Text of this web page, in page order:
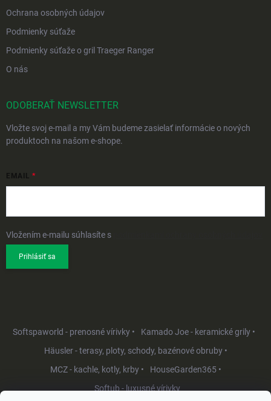
Ochrana osobných údajov
Podmienky súťaže
Podmienky súťaže o gril Traeger Ranger
O nás
ODOBERAŤ NEWSLETTER
Vložte svoj e-mail a my Vám budeme zasielať informácie o nových
produktoch na našom e-shope.
EMAIL
Vložením e-mailu súhlasíte s
Prihlásiť sa
Softspaworld - prenosné vírivky •
Kamado Joe - keramické grily •
Häusler - terasy, ploty, schody, bazénové obruby •
MCZ - kachle, kotly, krby •
HouseGarden365 •
Softub - luxusné vírivky